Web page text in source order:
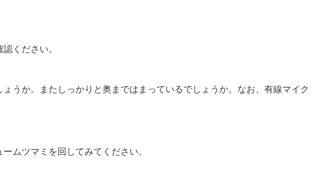
ください。
うか。またしっかりと奥まではまっているでしょうか。なお、有線マイク
ムツマミを回してみてください。